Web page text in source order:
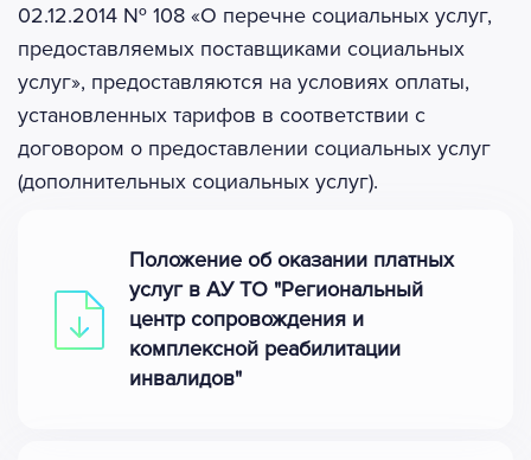
02.12.2014 № 108 «О перечне социальных услуг,
предоставляемых поставщиками социальных
услуг», предоставляются на условиях оплаты,
установленных тарифов в соответствии с
договором о предоставлении социальных услуг
(дополнительных социальных услуг).
Положение об оказании платных
услуг в АУ ТО "Региональный
центр сопровождения и
комплексной реабилитации
инвалидов"